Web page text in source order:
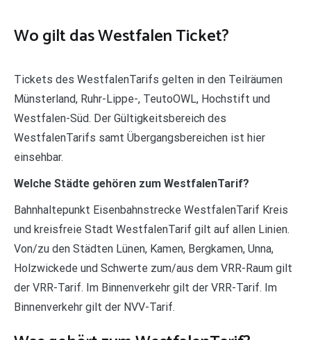
Wo gilt das Westfalen Ticket?
Tickets des WestfalenTarifs gelten in den Teilräumen
Münsterland, Ruhr-Lippe-, TeutoOWL, Hochstift und
Westfalen-Süd. Der Gültigkeitsbereich des
WestfalenTarifs samt Übergangsbereichen ist hier
einsehbar.
Welche Städte gehören zum WestfalenTarif?
Bahnhaltepunkt Eisenbahnstrecke WestfalenTarif Kreis
und kreisfreie Stadt WestfalenTarif gilt auf allen Linien.
Von/zu den Städten Lünen, Kamen, Bergkamen, Unna,
Holzwickede und Schwerte zum/aus dem VRR-Raum gilt
der VRR-Tarif. Im Binnenverkehr gilt der VRR-Tarif. Im
Binnenverkehr gilt der NVV-Tarif.